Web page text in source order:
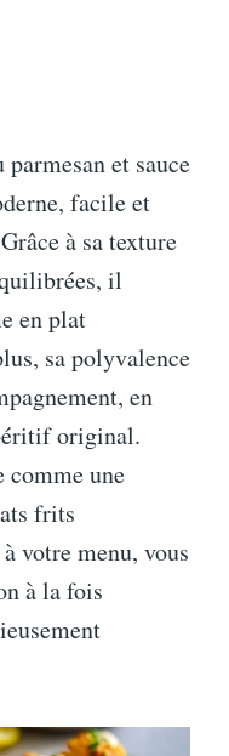
et sauce
facile et
à sa texture
il
en plat
sa polyvalence
en
original.
comme une
frits
votre menu, vous
à la fois